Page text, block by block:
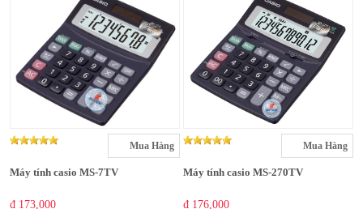
Mua Hàng
Máy tính casio MS-7TV
₫ 173,000
Mua Hàng
Máy tính casio MS-270TV
₫ 176,000